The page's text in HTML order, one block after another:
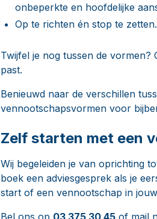
onbeperkte en hoofdelijke
Op te richten én stop te zetten.
Twijfel je nog tussen de vormen?
past.
Benieuwd naar de verschillen
vennootschapsvormen voor
Zelf starten met een
Wij begeleiden je van oprichting
boek een adviesgesprek als je
start of een vennootschap in
Bel ons op 03 375 30 45of mail